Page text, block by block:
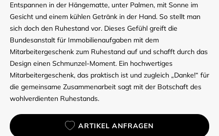
Entspannen in der Hängematte, unter Palmen, mit Sonne im
Gesicht und einem kühlen Getränk in der Hand. So stellt man
sich doch den Ruhestand vor. Dieses Gefühl greift die
Bundesanstalt für Immobilienaufgaben mit dem
Mitarbeitergeschenk zum Ruhestand auf und schafft durch das
Design einen Schmunzel-Moment. Ein hochwertiges
Mitarbeitergeschenk, das praktisch ist und zugleich „Danke!“ für
die gemeinsame Zusammenarbeit sagt mit der Botschaft des
wohlverdienten Ruhestands.
ARTIKEL ANFRAGEN